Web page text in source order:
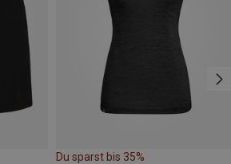
Du sparst bis 35%